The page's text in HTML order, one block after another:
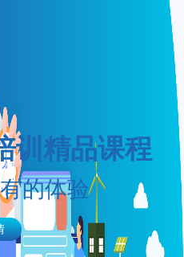
训精品课程
的体验